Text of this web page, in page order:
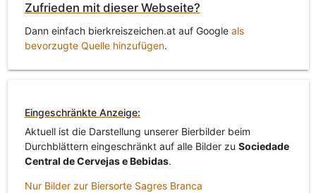
Zufrieden mit dieser Webseite?
Dann einfach bierkreiszeichen.at auf Google als
bevorzugte Quelle hinzufügen.
Eingeschränkte Anzeige:
Aktuell ist die Darstellung unserer Bierbilder beim
Durchblättern eingeschränkt auf alle Bilder zu Sociedade
Central de Cervejas e Bebidas.
Nur Bilder zur Biersorte Sagres Branca